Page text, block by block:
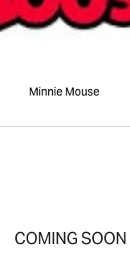
Minnie Mouse
COMING SOON